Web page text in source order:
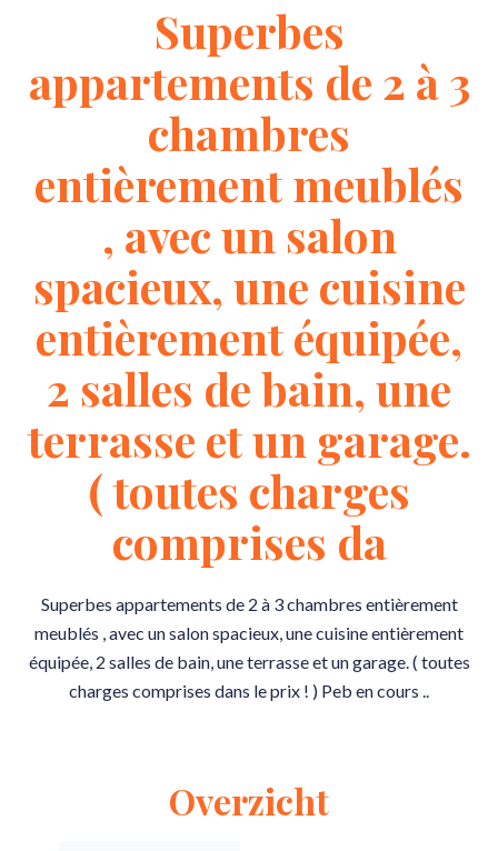
Superbes
appartements de 2 à 3
chambres
entièrement meublés
, avec un salon
spacieux, une cuisine
entièrement équipée,
2 salles de bain, une
terrasse et un garage.
( toutes charges
comprises da
Superbes appartements de 2 à 3 chambres entièrement
meublés , avec un salon spacieux, une cuisine entièrement
équipée, 2 salles de bain, une terrasse et un garage. ( toutes
charges comprises dans le prix ! ) Peb en cours ..
Overzicht